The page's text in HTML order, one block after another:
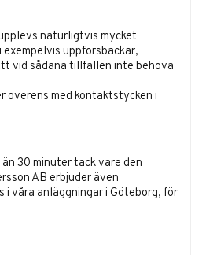
naturligtvis mycket
uppförsbackar,
vid sådana tillfällen inte behöva
med kontaktstycken i
30 minuter tack vare den
AB erbjuder även
våra anläggningar i Göteborg, för